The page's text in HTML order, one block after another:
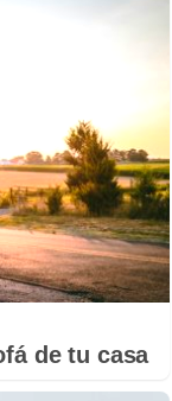
de tu casa